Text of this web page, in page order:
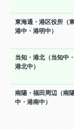
東海通・港区役所（
港中・港明中）
当知・港北（当知中・
港北中）
南陽・福田周辺（南
中・港南中）